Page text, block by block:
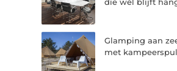
Glamping aan
met